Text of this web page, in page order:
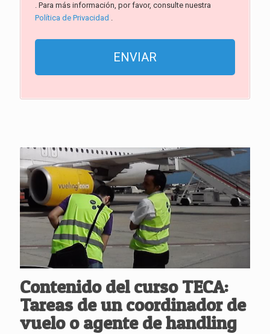
. Para más información, por favor, consulte nuestra
Política de Privacidad .
Contenido del curso TECA:
Tareas de un coordinador de
vuelo o agente de handling